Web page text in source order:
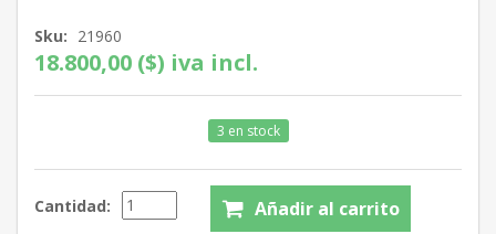
Sku: 21960
18.800,00 ($) iva incl.
3 en stock
Cantidad: